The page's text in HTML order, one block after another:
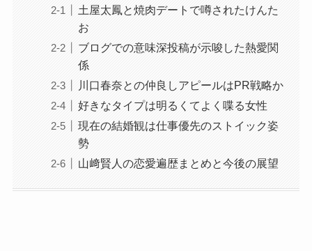
土屋太鳳と焼肉デートで噂されたけんた
お
ブログでの意味深投稿が示唆した熱愛関
係
川口春奈との仲良しアピールはPR戦略か
好きなタイプは明るくてよく喋る女性
現在の結婚観は仕事優先のストイック姿
勢
山﨑賢人の恋愛遍歴まとめと今後の展望